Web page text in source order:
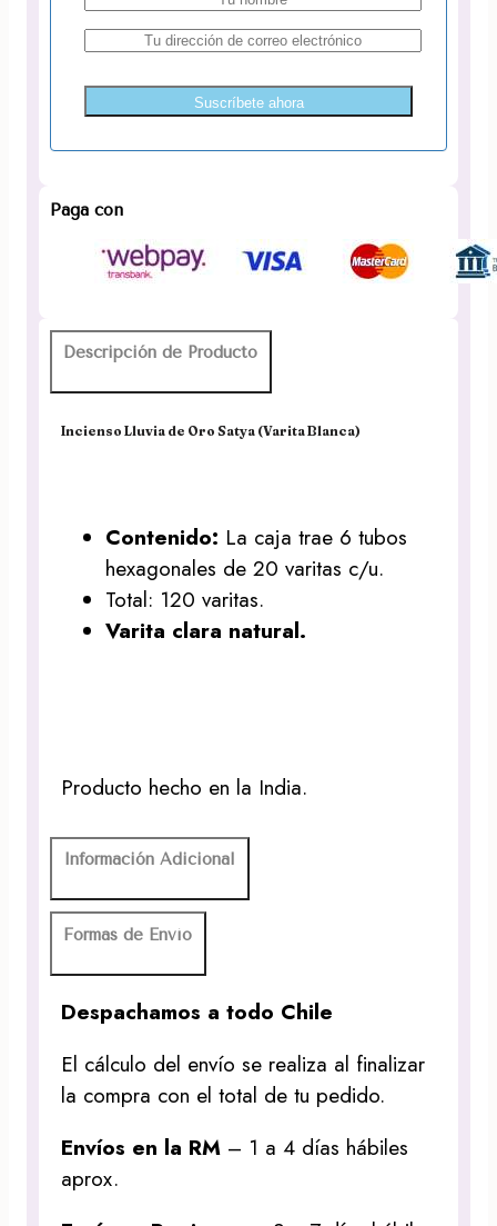
Suscríbete ahora
Paga con
Descripción de Producto
Incienso Lluvia de Oro Satya (Varita Blanca)
Contenido: La caja trae 6 tubos
hexagonales de 20 varitas c/u.
Total: 120 varitas.
Varita clara natural.
Producto hecho en la India.
Información Adicional
Formas de Envío
Despachamos a todo Chile
El cálculo del envío se realiza al finalizar
la compra con el total de tu pedido.
Envíos en la RM – 1 a 4 días hábiles
aprox.